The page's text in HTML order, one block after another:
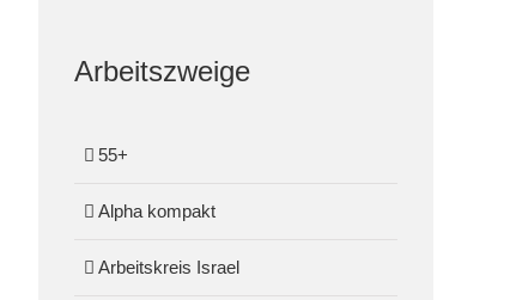
Arbeitszweige
55+
Alpha kompakt
Arbeitskreis Israel